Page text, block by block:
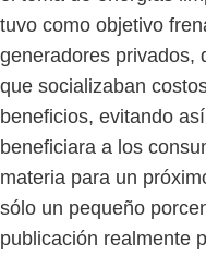
tuvo como objetivo
generadores privados,
que socializaban
beneficios, evitando
beneficiara a los
materia para un
sólo un pequeño
publicación realmente